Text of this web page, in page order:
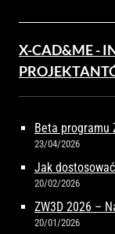
X-CAD&ME -
Beta programu
23/04/2026
Jak
20/02/2026
ZW3D 2026 –
20/01/2026